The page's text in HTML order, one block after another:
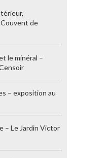
Couvent de
le minéral –
– exposition au
– Le Jardin Victor